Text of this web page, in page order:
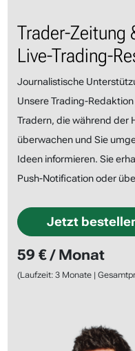
Trader-Zeitung
Live-Trading-
Journalistische
Unsere Trading-
Tradern, die während der
überwachen und Sie
Ideen informieren. Sie
Push-Notification oder
Jetzt
59 € / Monat
(Laufzeit: 3 Monate |